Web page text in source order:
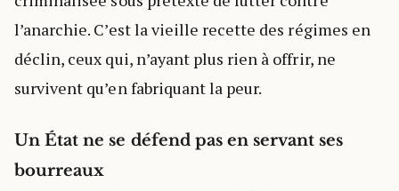
l’anarchie. C’est la vieille recette des régimes en
déclin, ceux qui, n’ayant plus rien à offrir, ne
survivent qu’en fabriquant la peur.
Un État ne se défend pas en servant ses
bourreaux